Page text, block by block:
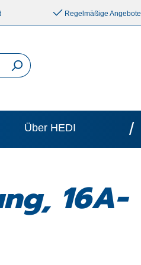
Regelmäßige Angebote
Über HEDI /
16A-